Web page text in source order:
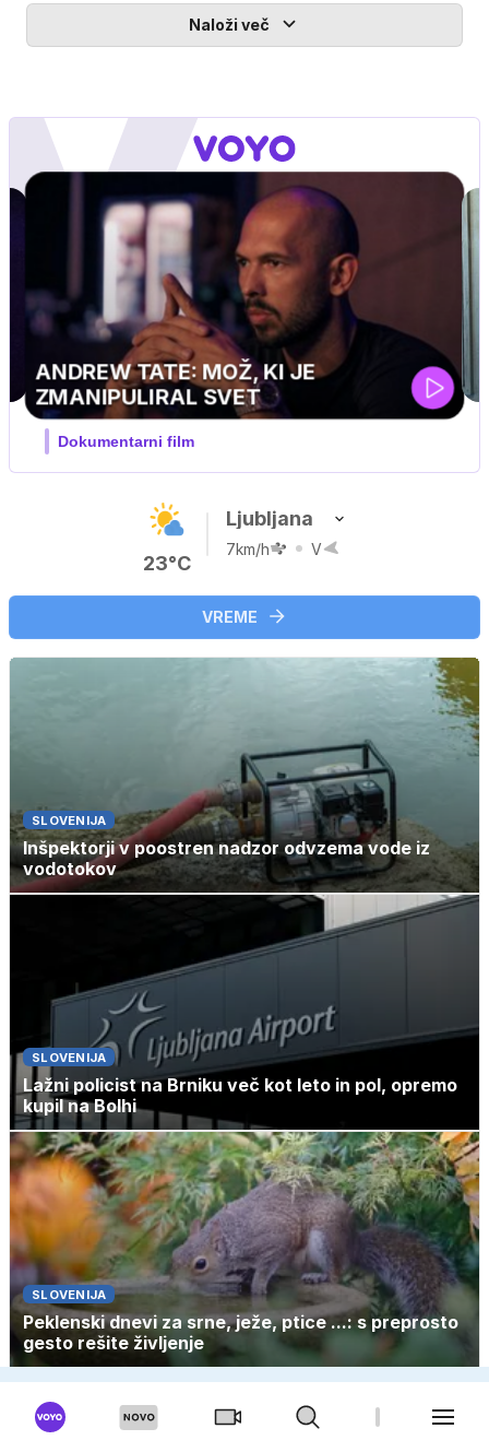
Naloži več
MOJ PRIJATELJ PINGVIN
Film meseca / družinski, pustolovski
23°C
Ljubljana
7km/h V
VREME
SLOVENIJA
Inšpektorji v poostren nadzor odvzema vode iz
vodotokov
SLOVENIJA
Lažni policist na Brniku več kot leto in pol, opremo
kupil na Bolhi
SLOVENIJA
Peklenski dnevi za srne, ježe, ptice ...: s preprosto
gesto rešite življenje